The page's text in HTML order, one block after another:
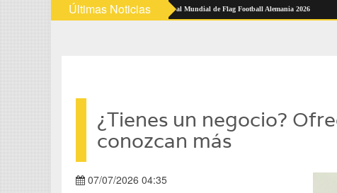
Últimas Noticias
Mexicanas reciben abanderamiento rumbo al Mundial de Flag Football Alemania 2026
¿Tienes un negocio?
conozcan más
07/07/2026 04:35